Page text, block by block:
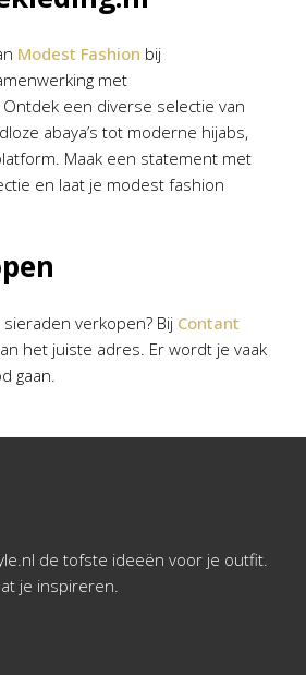
Modest Fashion bij
met
een diverse selectie van
abaya’s tot moderne hijabs,
Maak een statement met
en laat je modest fashion
verkopen? Bij Contant
het juiste adres. Er wordt je vaak
gaan.
de tofste ideeën voor je outfit.
je inspireren.